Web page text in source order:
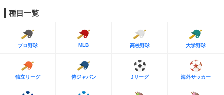
種目一覧
プロ野球 MLB 高校野球 大学野球
独立リーグ 侍ジャパン Jリーグ 海外サッカー